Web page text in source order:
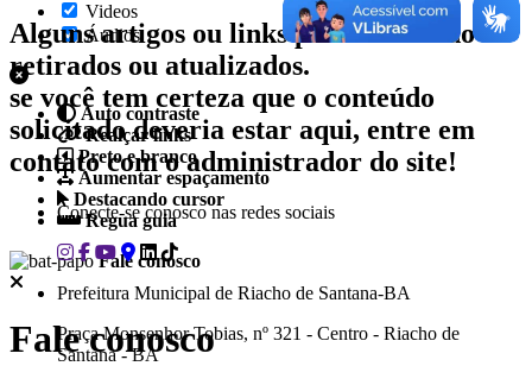
Videos
Áudios
Auto contraste
Realçar links
Preto e branco
Aumentar espaçamento
Destacando cursor
Regua guia
Fale conosco
Fale conosco
Alguns artigos ou links podem ter sido
retirados ou atualizados.
se você tem certeza que o conteúdo
solicitado deveria estar aqui, entre em
contato com o administrador do site!
Conecte-se conosco nas redes sociais
Prefeitura Municipal de Riacho de Santana-BA
Praça Monsenhor Tobias, nº 321 - Centro - Riacho de
Santana - BA